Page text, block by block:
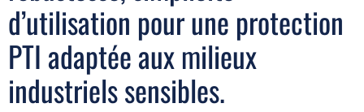
d’utilisation pour une protection
PTI adaptée aux milieux
industriels sensibles.